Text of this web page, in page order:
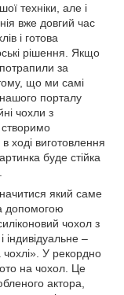
техніки, але і
вже довгий час
і готова
рішення. Якщо
за
що ми самі
порталу
чохли з
ході виготовлення
буде стійка
який саме
допомогою
чохол з
–
У рекордно
на чохол. Це
актора,